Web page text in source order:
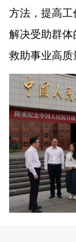
方法，提高工
解决受助群
救助事业高质